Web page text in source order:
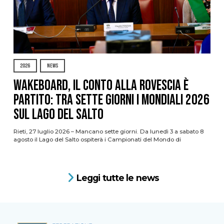
2026 NEWS
Wakeboard, il conto alla rovescia è
partito: tra sette giorni i Mondiali 2026
sul Lago del Salto
Rieti, 27 luglio 2026 – Mancano sette giorni. Da lunedì 3 a sabato 8
agosto il Lago del Salto ospiterà i Campionati del Mondo di
Leggi tutte le news